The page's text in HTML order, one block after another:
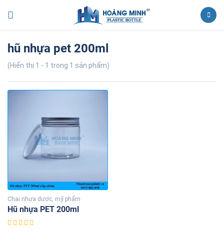
hũ nhựa pet 200ml
(Hiển thị 1 - 1 trong 1 sản phẩm)
Chai nhựa dược, mỹ phẩm
Hũ nhựa PET 200ml